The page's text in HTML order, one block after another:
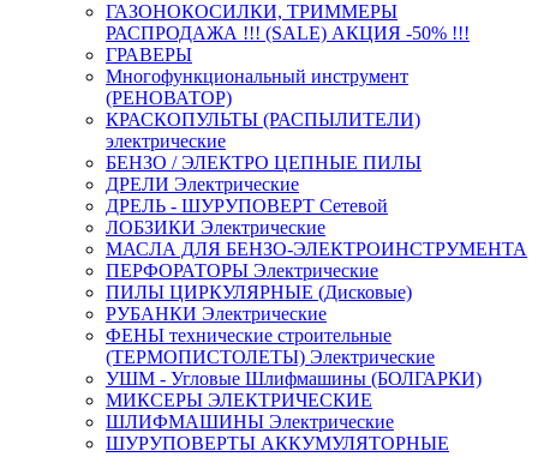
ГАЗОНОКОСИЛКИ, ТРИММЕРЫ
РАСПРОДАЖА !!! (SALE) АКЦИЯ -50% !!!
ГРАВЕРЫ
Многофункциональный инструмент
(РЕНОВАТОР)
КРАСКОПУЛЬТЫ (РАСПЫЛИТЕЛИ)
электрические
БЕНЗО / ЭЛЕКТРО ЦЕПНЫЕ ПИЛЫ
ДРЕЛИ Электрические
ДРЕЛЬ - ШУРУПОВЕРТ Сетевой
ЛОБЗИКИ Электрические
МАСЛА ДЛЯ БЕНЗО-ЭЛЕКТРОИНСТРУМЕНТА
ПЕРФОРАТОРЫ Электрические
ПИЛЫ ЦИРКУЛЯРНЫЕ (Дисковые)
РУБАНКИ Электрические
ФЕНЫ технические строительные
(ТЕРМОПИСТОЛЕТЫ) Электрические
УШМ - Угловые Шлифмашины (БОЛГАРКИ)
МИКСЕРЫ ЭЛЕКТРИЧЕСКИЕ
ШЛИФМАШИНЫ Электрические
ШУРУПОВЕРТЫ АККУМУЛЯТОРНЫЕ